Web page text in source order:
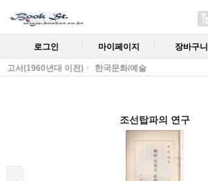
로그인 마이페이지 장바구니
고서(1960년대 이전) 한국문화/예술
조선탑파의 연구